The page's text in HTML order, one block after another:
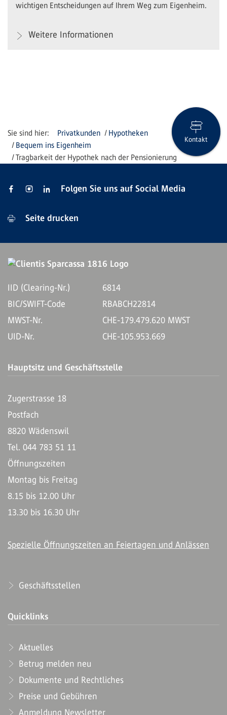
wichtigen Entscheidungen auf Ihrem Weg zum Eigenheim.
Weitere Informationen
Privatkunden
Hypotheken
Bequem ins Eigenheim
Tragbarkeit der Hypothek nach der Pensionierung
Kontakt
Folgen Sie uns auf Social Media
Seite drucken
IID (Clearing-Nr.)
6814
BIC/SWIFT-Code
RBABCH22814
MWST-Nr.
CHE-179.479.620 MWST
UID-Nr.
CHE-105.953.669
Hauptsitz und Geschäftsstelle
Zugerstrasse 18
Postfach
8820 Wädenswil
Tel. 044 783 51 11
Öffnungszeiten
Montag bis Freitag
8.15 bis 12.00 Uhr
13.30 bis 16.30 Uhr
Spezielle Öffnungszeiten an Feiertagen und Anlässen
Geschäftsstellen
Quicklinks
Aktuelles
Betrug melden neu
Dokumente und Rechtliches
Preise und Gebühren
Anmeldung Newsletter